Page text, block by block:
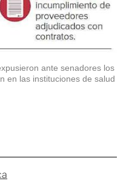
ante senadores los
en las instituciones de salud